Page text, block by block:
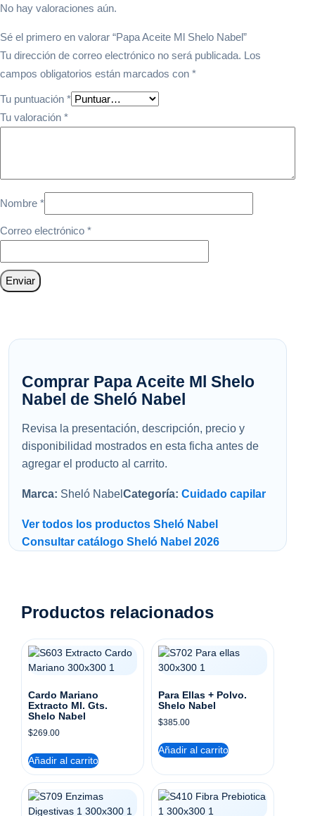
No hay valoraciones aún.
Sé el primero en valorar “Papa Aceite Ml Shelo Nabel”
Tu dirección de correo electrónico no será publicada. Los
campos obligatorios están marcados con *
Tu puntuación *
Tu valoración *
Nombre *
Correo electrónico *
Comprar Papa Aceite Ml Shelo
Nabel de Sheló Nabel
Revisa la presentación, descripción, precio y
disponibilidad mostrados en esta ficha antes de
agregar el producto al carrito.
Marca: Sheló Nabel Categoría: Cuidado capilar
Ver todos los productos Sheló Nabel
Consultar catálogo Sheló Nabel 2026
Productos relacionados
Cardo Mariano
Extracto Ml. Gts.
Shelo Nabel
$269.00
Añadir al carrito
Para Ellas + Polvo.
Shelo Nabel
$385.00
Añadir al carrito